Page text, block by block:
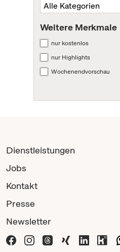
Weitere Merkmale
nur kostenlos
nur Highlights
Wochenendvorschau
Dienstleistungen
Jobs
Kontakt
Presse
Newsletter